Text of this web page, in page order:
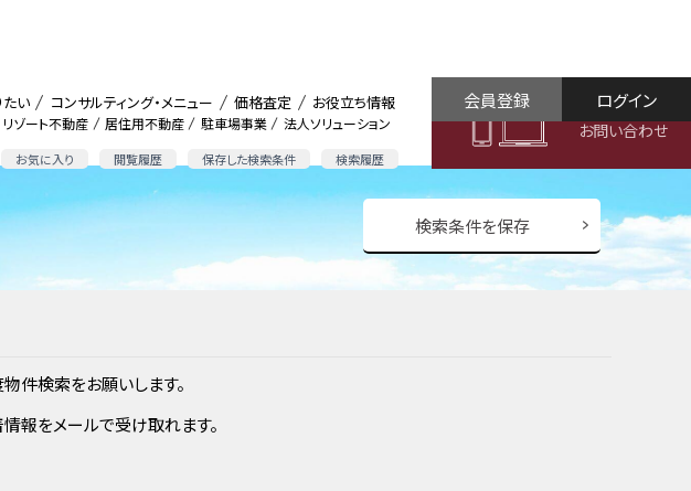
リゾート不動産 居住用不動産 駐車場事業 法人ソリューション
お気に入り 閲覧履歴 保存した検索条件 検索履歴
い コンサルティング・メニュー 価格査定 お役立ち情報
お問い合わせ
ログイン
会員登録
検索条件を保存
件検索をお願いします。
報をメールで受け取れます。